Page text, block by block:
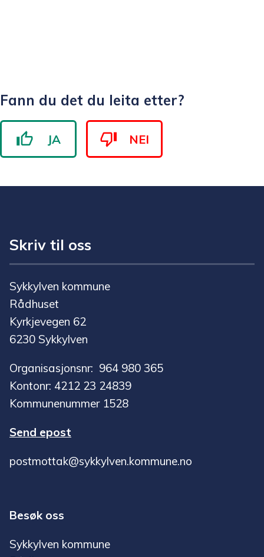
Fann du det du leita etter?
JA NEI
Skriv til oss
Sykkylven kommune
Rådhuset
Kyrkjevegen 62
6230 Sykkylven
Organisasjonsnr: 964 980 365
Kontonr: 4212 23 24839
Kommunenummer 1528
Send epost
postmottak@sykkylven.kommune.no
Besøk oss
Sykkylven kommune